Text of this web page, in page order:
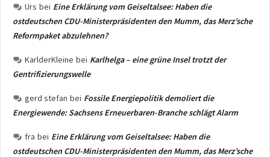
Urs bei Eine Erklärung vom Geiseltalsee: Haben die
ostdeutschen CDU-Ministerpräsidenten den Mumm, das Merz’sche
Reformpaket abzulehnen?
KarlderKleine bei Karlhelga – eine grüne Insel trotzt der
Gentrifizierungswelle
gerd stefan bei Fossile Energiepolitik demoliert die
Energiewende: Sachsens Erneuerbaren-Branche schlägt Alarm
fra bei Eine Erklärung vom Geiseltalsee: Haben die
ostdeutschen CDU-Ministerpräsidenten den Mumm, das Merz’sche